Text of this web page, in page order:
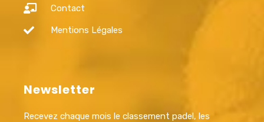
Contact
Mentions Légales
Newsletter
Recevez chaque mois le classement padel, les